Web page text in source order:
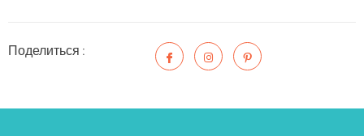
Поделиться :